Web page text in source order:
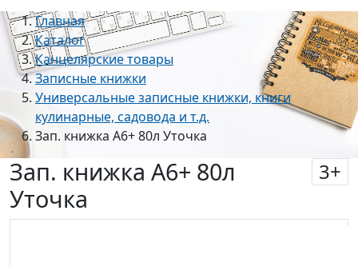
Главная
Каталог
Канцелярские товары
Записные книжки
Универсальные записные книжки, книги
кулинарные, садовода и т.д.
Зап. книжка А6+ 80л Уточка
Зап. книжка А6+ 80л
Уточка
3+